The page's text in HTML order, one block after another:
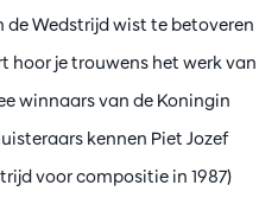
de Wedstrijd wist te betoveren
hoor je trouwens het werk van
winnaars van de Koningin
kennen Piet Jozef
voor compositie in 1987)